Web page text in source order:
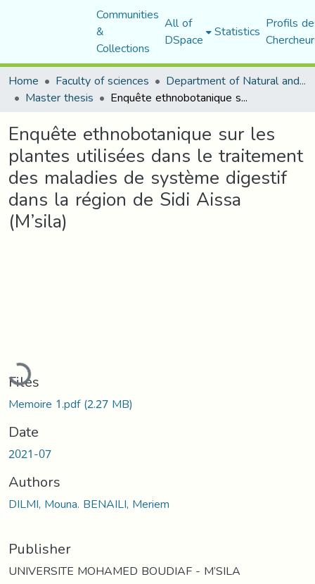
Communities
&
Collections
All of
DSpace Statistics Profils
Home
Faculty of sciences Department of Natural and Life Sciences
Master thesis Enquête ethnobotanique sur les plantes utilisées dans le traitement des maladies de système digestif dans la région de Sidi Aissa (M’sila)
Enquête ethnobotanique sur les
plantes utilisées dans le traitement
des maladies de système digestif
dans la région de Sidi Aissa
(M’sila)
Loading...
Files
Memoire 1.pdf(2.27 MB)
Date
2021-07
Authors
DILMI, Mouna. BENAILI, Meriem
Publisher
UNIVERSITE MOHAMED BOUDIAF - M’SILA